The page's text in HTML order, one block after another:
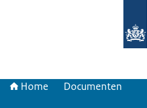
Home Documenten